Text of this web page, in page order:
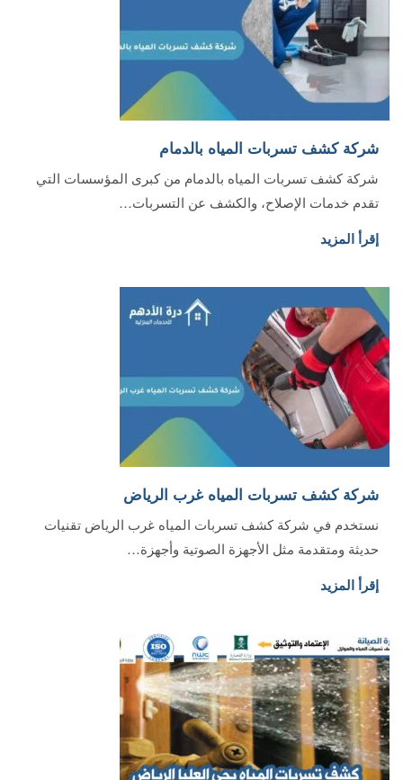
شركة كشف تسربات المياه بالدمام
شركة كشف تسربات المياه بالدمام من كبرى المؤسسات التي
تقدم خدمات الإصلاح، والكشف عن التسربات…
إقرأ المزيد
شركة كشف تسربات المياه غرب الرياض
نستخدم في شركة كشف تسربات المياه غرب الرياض تقنيات
حديثة ومتقدمة مثل الأجهزة الصوتية وأجهزة…
إقرأ المزيد